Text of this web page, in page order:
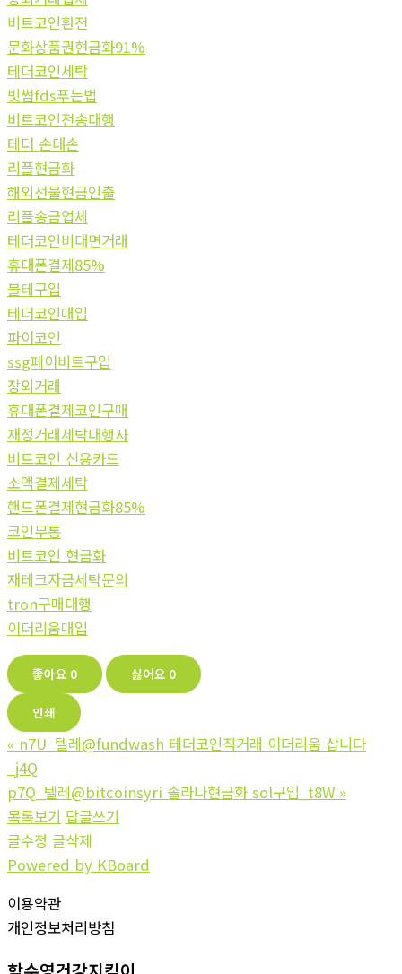
비트코인환전
문화상품권현금화91%
테더코인세탁
빗썸fds푸는법
비트코인전송대행
테더 손대손
리플현금화
해외선물현금인출
리플송금업체
테더코인비대면거래
휴대폰결제85%
블테구입
테더코인매입
파이코인
ssg페이비트구입
장외거래
휴대폰결제코인구매
재정거래세탁대행사
비트코인 신용카드
소액결제세탁
핸드폰결제현금화85%
코인무통
비트코인 현금화
재테크자금세탁문의
tron구매대행
이더리움매입
좋아요 0 싫어요 0
인쇄
« n7U_텔레@fundwash 테더코인직거래 이더리움 삽니다
_j4Q
p7Q_텔레@bitcoinsyri 솔라나현금화 sol구입_t8W »
목록보기 답글쓰기
글수정 글삭제
Powered by KBoard
이용약관
개인정보처리방침